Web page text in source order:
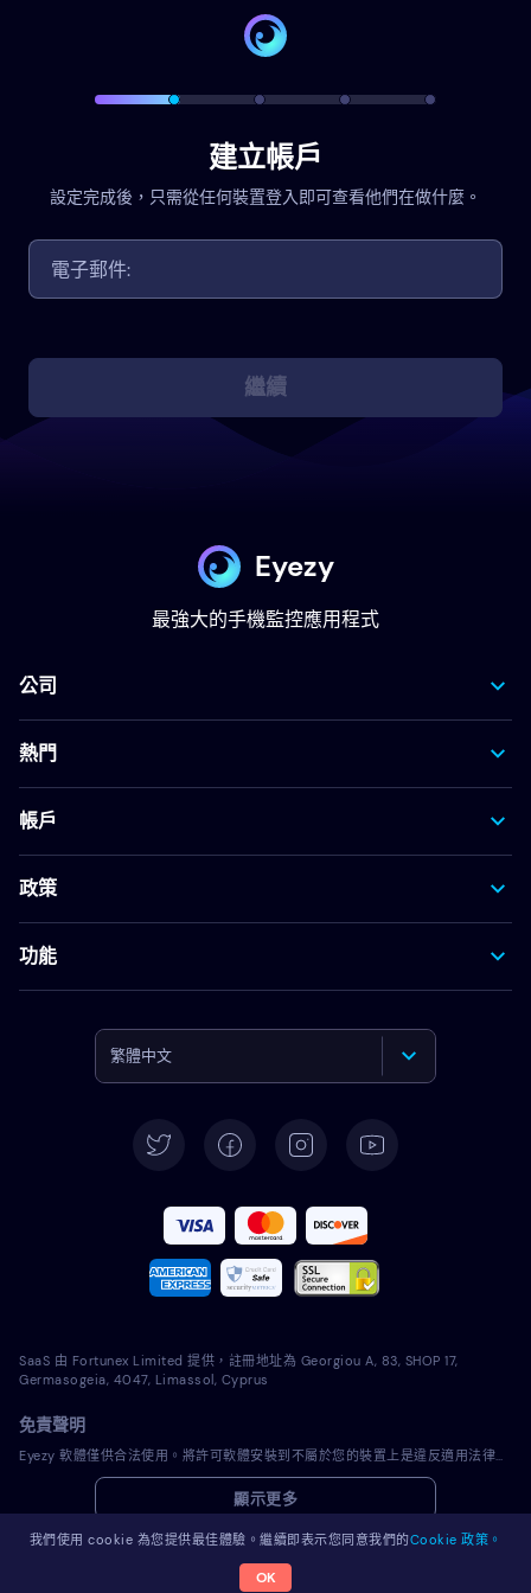
建立帳戶
設定完成後，只需從任何裝置登入即可查看他們在做什麼。
繼續
Eyezy
最強大的手機監控應用程式
公司
熱門
帳戶
政策
功能
繁體中文
Deutsch
Español
Français
Português
Polski
Română
SaaS 由 Fortunex Limited 提供，註冊地址為 Georgiou A, 83, SHOP 17,
Germasogeia, 4047, Limassol, Cyprus
免責聲明
Eyezy 軟體僅供合法使用。將許可軟體安裝到不屬於您的裝置上是違反適用法律和您當地司法管轄區法律的行為。法律通常要求您通知您打算在其上安裝許可軟體的裝置的所有者。違反此要求可能會導致違規者受到嚴厲的金錢和刑事處罰。在安裝和使用許可軟體之前，您應該諮詢您自己的法律顧問在您的管轄範圍內使用該許可軟體是否合法。您全權負責將許可軟體安裝到此類裝置上，並且您知道 Eyezy 不承擔任何責任。
顯示更多
© 2026 Eyezy。版權所有。
我們使用 cookie 為您提供最佳體驗。繼續即表示您同意我們的Cookie 政策。
OK